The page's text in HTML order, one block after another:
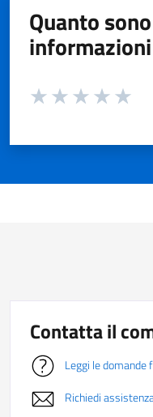
Quanto
Valuta da 1 a 5 stelle la
Contatta il
Leggi le domande
Richiedi